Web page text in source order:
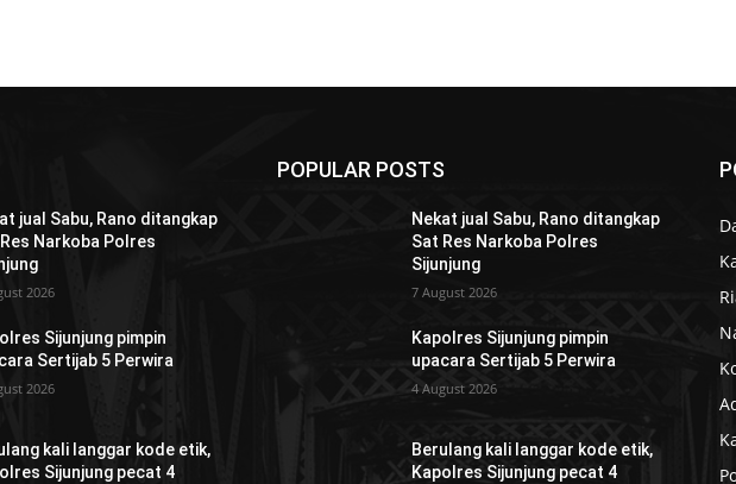
jual Sabu, Rano ditangkap
Narkoba Polres
2026
Sijunjung pimpin
Sertijab 5 Perwira
2026
kali langgar kode etik,
Sijunjung pecat 4
POPULAR POSTS
Nekat jual Sabu, Rano ditangkap
Sat Res Narkoba Polres
Sijunjung
7 August 2026
Kapolres Sijunjung pimpin
upacara Sertijab 5 Perwira
4 August 2026
Berulang kali langgar kode etik,
Kapolres Sijunjung pecat 4